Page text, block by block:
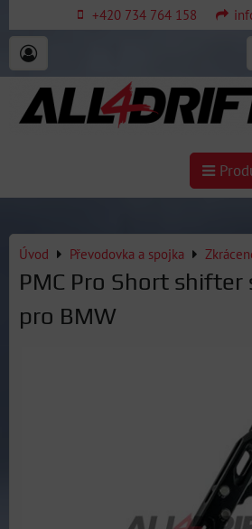
+420 734 764 158
Úvod Převodovka a spojka
PMC Pro Short
pro BMW